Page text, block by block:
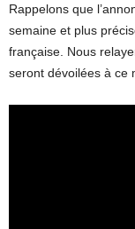
Rappelons que
semaine et plus
française. Nous
seront dévoilées à ce